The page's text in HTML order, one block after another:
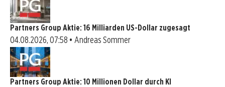
Partners Group Aktie: 16 Milliarden US-Dollar zugesagt
04.08.2026, 07:58 • Andreas Sommer
Partners Group Aktie: 10 Millionen Dollar durch KI